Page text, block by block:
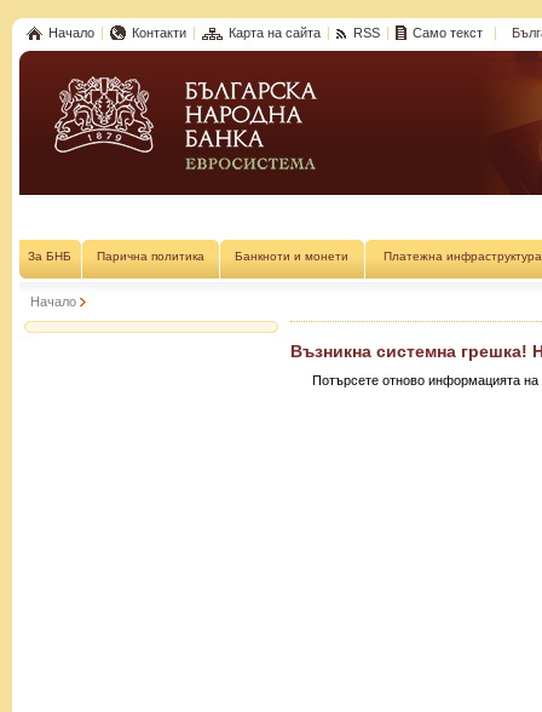
Начало Контакти Карта на сайта RSS Само текст
За БНБ Парична политика Банкноти и монети Платежна инфраструктура
Начало
Възникна системна грешка!
Потърсете отново информацията на